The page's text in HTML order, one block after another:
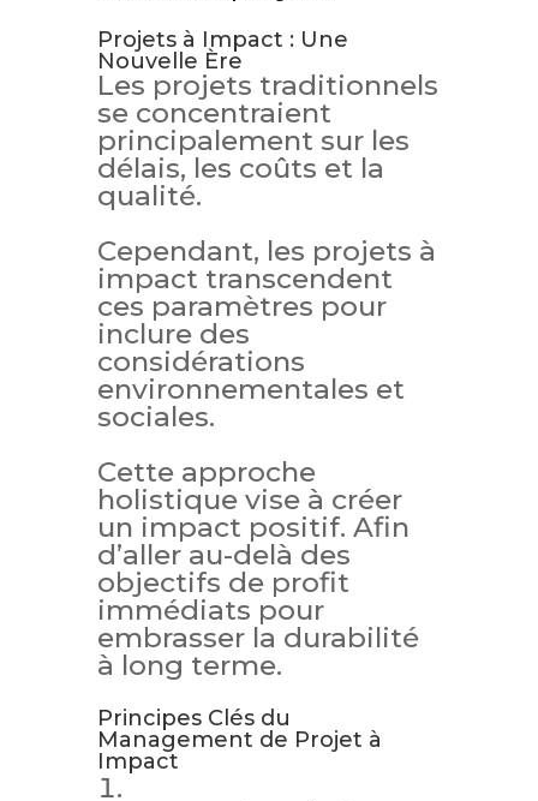
Projets à Impact : Une
Nouvelle Ère
Les projets traditionnels
se concentraient
principalement sur les
délais, les coûts et la
qualité.
Cependant, les projets à
impact transcendent
ces paramètres pour
inclure des
considérations
environnementales et
sociales.
Cette approche
holistique vise à créer
un impact positif. Afin
d’aller au-delà des
objectifs de profit
immédiats pour
embrasser la durabilité
à long terme.
Principes Clés du
Management de Projet à
Impact